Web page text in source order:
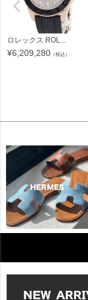
ロレックス ROL...
¥6,209,280 （税込）